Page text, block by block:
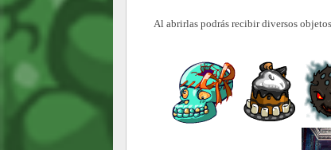
Al abrirlas podrás recibir diversos